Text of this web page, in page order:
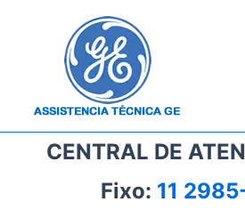
CENTRAL DE
Fixo: 11